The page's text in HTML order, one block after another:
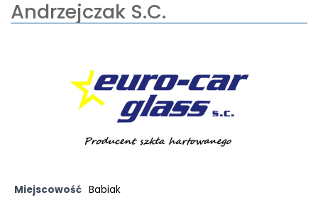
Andrzejczak S.C.
Miejscowość Babiak